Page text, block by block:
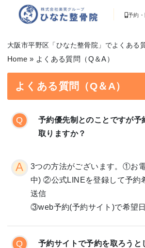
予約
大阪市平野区「ひなた整骨院」でよくある
Home » よくある質問（Q＆A）
よくある質問（Q＆A）
予約優先制とのことですが予
取りますか？
3つの方法がございます。①お
中) ②公式LINEを登録して予約
送信
③web予約(予約サイト)で希望
予約サイトで予約を取ろうと